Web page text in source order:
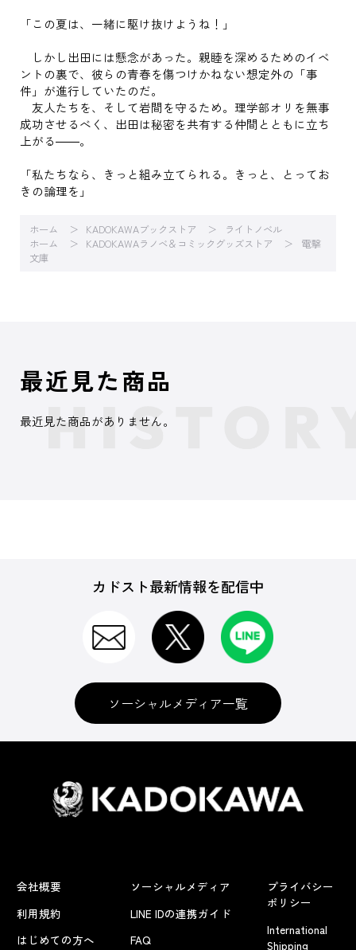
「この夏は、一緒に駆け抜けようね！」
しかし出田には懸念があった。親睦を深めるためのイベ
ントの裏で、彼らの青春を傷つけかねない想定外の「事
件」が進行していたのだ。
友人たちを、そして岩間を守るため。理学部オリを無事
成功させるべく、出田は秘密を共有する仲間とともに立ち
上がる――。
「私たちなら、きっと組み立てられる。きっと、とってお
きの論理を」
ホーム KADOKAWAブックストア
ライトノベル
ホーム
KADOKAWAラノベ＆コミックグッズストア
電撃
文庫
最近見た商品
最近見た商品がありません。
カドスト最新情報を配信中
ソーシャルメディア一覧
会社概要
利用規約
はじめての方へ
ソーシャルメディア
LINE IDの連携ガイド
FAQ
プライバシー
ポリシー
International
Shipping